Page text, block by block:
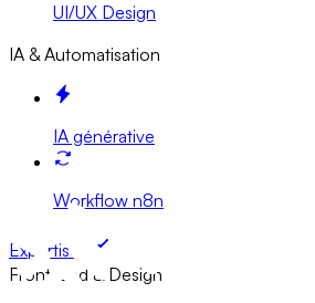
UI/UX Design
IA & Automatisation
IA générative
Workflow n8n
Expertises
Front-end & Design